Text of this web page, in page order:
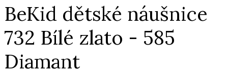
BeKid dětské náušnice
732 Bílé zlato - 585
Diamant